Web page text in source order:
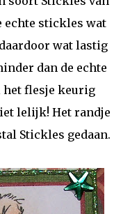
echte stickles wat
wat lastig
dan de echte
het flesje keurig
lelijk! Het randje
Stickles gedaan.